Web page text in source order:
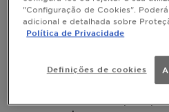
- Reduzir o número de
prolongada e, sobretudo,
intensidade solar (entre as
nublados e à sombra, de
preferencialmente FPS 50+
sensíveis e FPS 30 para
"Configuração de Cookies".
adicional e detalhada sobre
Política de Privacidade
Definições de cookies